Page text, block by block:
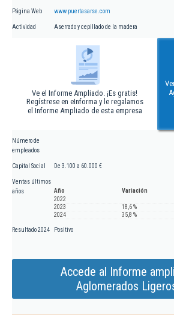
Página Web www.puertasarse.com
Actividad Aserrado y cepillado de la madera
Ve el Informe Ampliado. ¡Es gratis!
Regístrese en eInforma y le regalamos
el Informe Ampliado de esta empresa
Número de
empleados
Capital Social De 3.100 a 60.000 €
Ventas últimos
años
Año
Variación
2022
2023
18,6 %
2024
35,8 %
Resultado 2024 Positivo
Accede al Informe
Aglomerados